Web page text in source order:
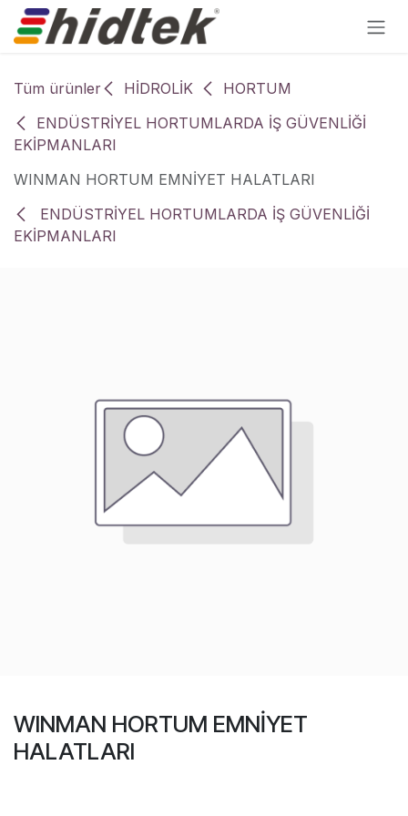
İçereği Atla
Tüm ürünler HİDROLİK
HORTUM
ENDÜSTRİYEL HORTUMLARDA İŞ GÜVENLİĞİ
EKİPMANLARI
WINMAN HORTUM EMNİYET HALATLARI
ENDÜSTRİYEL HORTUMLARDA İŞ GÜVENLİĞİ
EKİPMANLARI
WINMAN HORTUM EMNİYET
HALATLARI